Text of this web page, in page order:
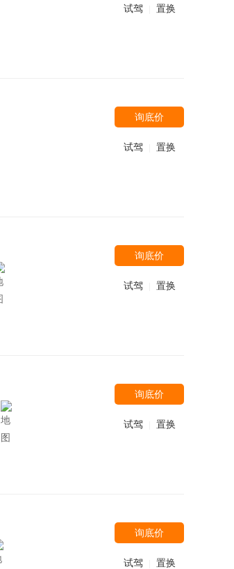
试驾 置换
询底价
试驾 置换
询底价
试驾 置换
询底价
试驾 置换
询底价
试驾 置换